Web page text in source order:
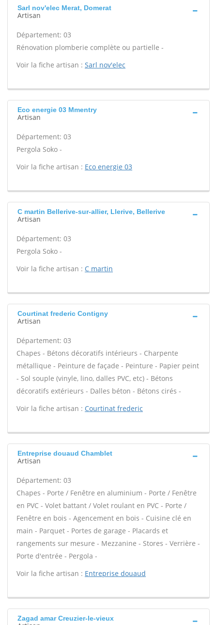
Sarl nov'elec Merat, Domerat
Artisan
Département: 03
Rénovation plomberie complète ou partielle -
Voir la fiche artisan : Sarl nov'elec
Eco energie 03 Mmentry
Artisan
Département: 03
Pergola Soko -
Voir la fiche artisan : Eco energie 03
C martin Bellerive-sur-allier, Llerive, Bellerive
Artisan
Département: 03
Pergola Soko -
Voir la fiche artisan : C martin
Courtinat frederic Contigny
Artisan
Département: 03
Chapes - Bétons décoratifs intérieurs - Charpente
métallique - Peinture de façade - Peinture - Papier peint
- Sol souple (vinyle, lino, dalles PVC, etc) - Bétons
décoratifs extérieurs - Dalles béton - Bétons cirés -
Voir la fiche artisan : Courtinat frederic
Entreprise douaud Chamblet
Artisan
Département: 03
Chapes - Porte / Fenêtre en aluminium - Porte / Fenêtre
en PVC - Volet battant / Volet roulant en PVC - Porte /
Fenêtre en bois - Agencement en bois - Cuisine clé en
main - Parquet - Portes de garage - Placards et
rangements sur mesure - Mezzanine - Stores - Verrière -
Porte d'entrée - Pergola -
Voir la fiche artisan : Entreprise douaud
Zagad amar Creuzier-le-vieux